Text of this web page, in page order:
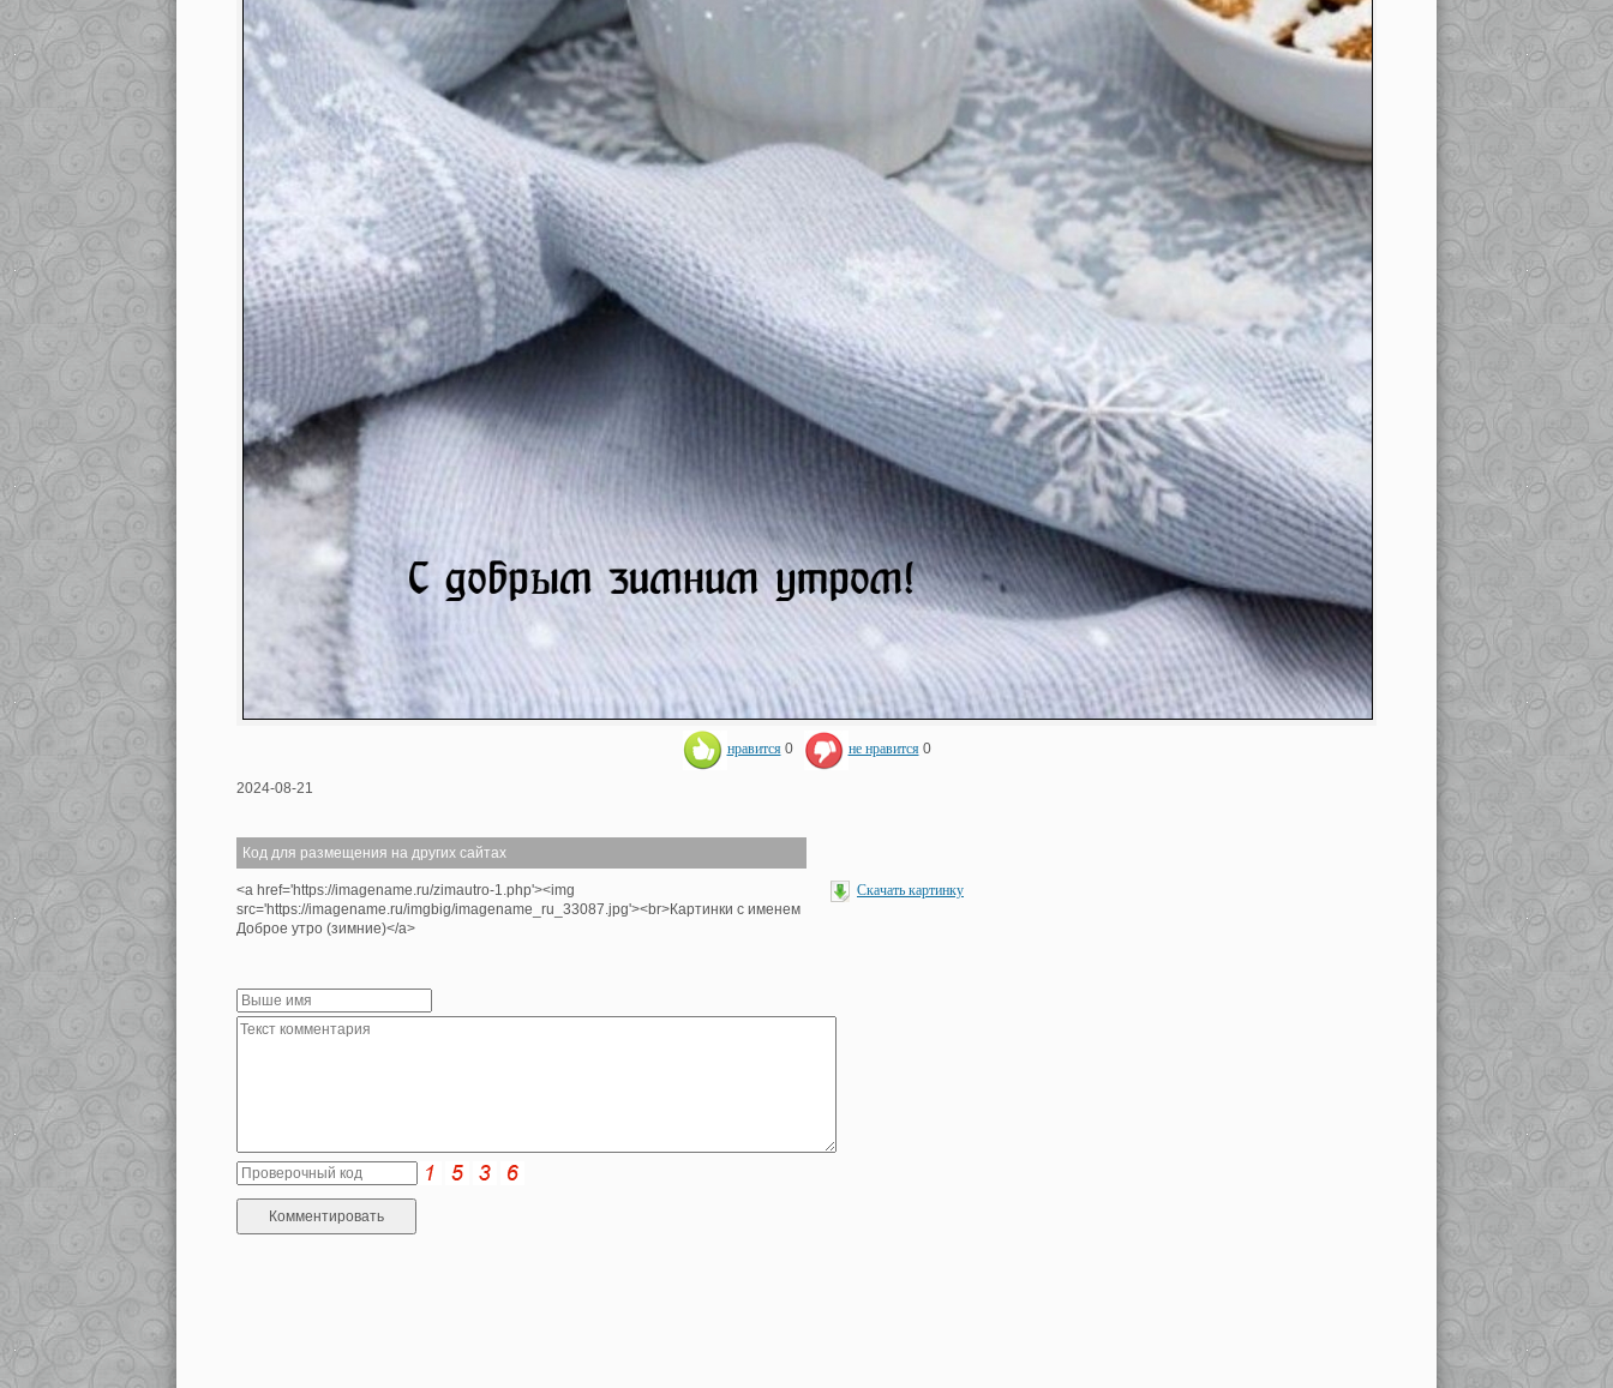
нравится 0 не нравится 0
2024-08-21
Код для размещения на других сайтах
<a href='https://imagename.ru/zimautro-1.php'><img
src='https://imagename.ru/imgbig/imagename_ru_33087.jpg'><br>Картинки с именем
Доброе утро (зимние)</a>
Скачать картинку